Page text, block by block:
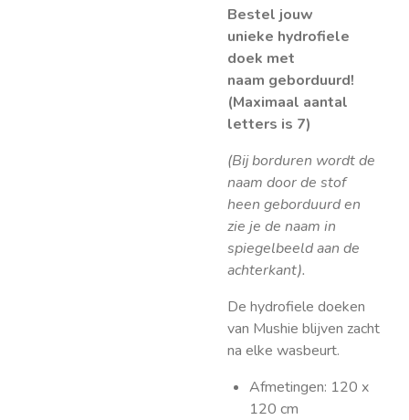
Bestel jouw
unieke hydrofiele
doek met
naam geborduurd!
(Maximaal aantal
letters is 7)
(Bij borduren wordt de
naam door de stof
heen geborduurd en
zie je de naam in
spiegelbeeld aan de
achterkant).
De hydrofiele doeken
van Mushie blijven zacht
na elke wasbeurt.
Afmetingen: 120 x
120 cm